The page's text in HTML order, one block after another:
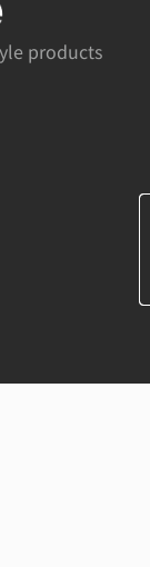
products